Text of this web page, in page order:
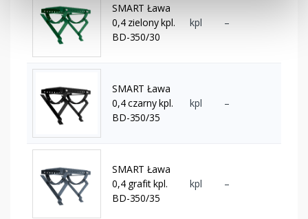
SMART Ława
0,4 zielony kpl.
BD-350/30
kpl –
SMART Ława
0,4 czarny kpl.
BD-350/35
kpl –
SMART Ława
0,4 grafit kpl.
BD-350/35
kpl –